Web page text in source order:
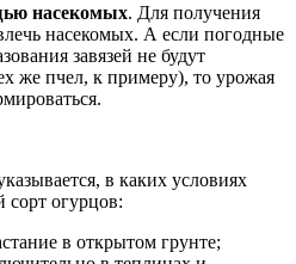
насекомых. Для получения
насекомых. А если погодные
завязей не будут
же пчел, к примеру), то урожая
в каких условиях
сорт огурцов:
в открытом грунте;